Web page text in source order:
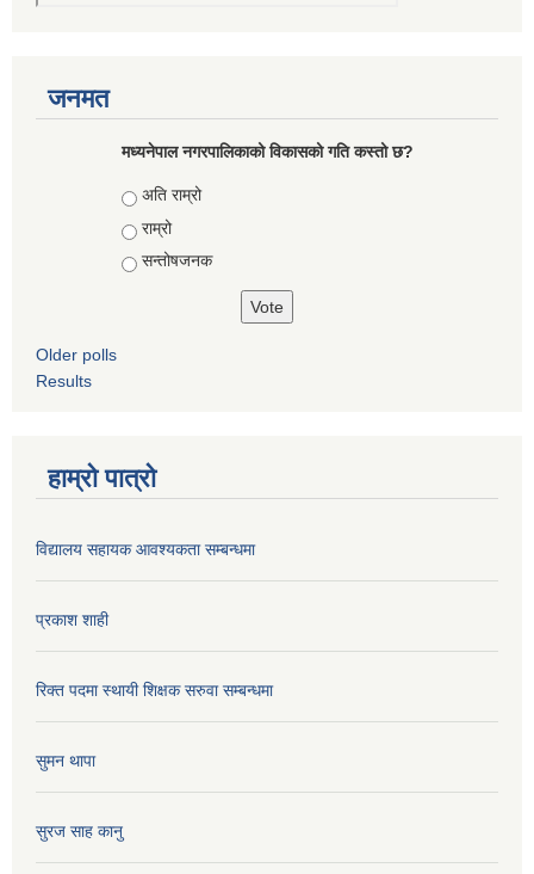
जनमत
मध्यनेपाल नगरपालिकाको विकासको गति कस्तो छ?
Choices
अति राम्रो
राम्रो
सन्तोषजनक
Older polls
Results
हाम्रो पात्रो
विद्यालय सहायक आवश्यकता सम्बन्धमा
प्रकाश शाही
रिक्त पदमा स्थायी शिक्षक सरुवा सम्बन्धमा
सुमन थापा
सुरज साह कानु